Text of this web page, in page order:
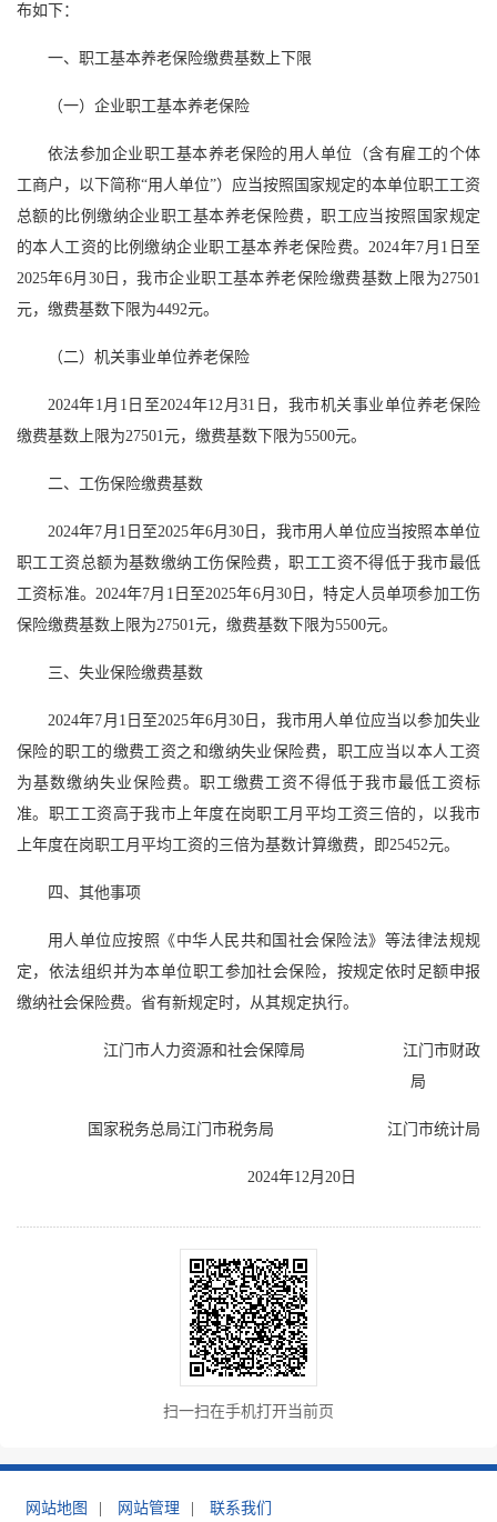
布如下：
一、职工基本养老保险缴费基数上下限
（一）企业职工基本养老保险
依法参加企业职工基本养老保险的用人单位（含有雇工的个体
工商户，以下简称“用人单位”）应当按照国家规定的本单位职工工资
总额的比例缴纳企业职工基本养老保险费，职工应当按照国家规定
的本人工资的比例缴纳企业职工基本养老保险费。2024年7月1日至
2025年6月30日，我市企业职工基本养老保险缴费基数上限为27501
元，缴费基数下限为4492元。
（二）机关事业单位养老保险
2024年1月1日至2024年12月31日，我市机关事业单位养老保险
缴费基数上限为27501元，缴费基数下限为5500元。
二、工伤保险缴费基数
2024年7月1日至2025年6月30日，我市用人单位应当按照本单位
职工工资总额为基数缴纳工伤保险费，职工工资不得低于我市最低
工资标准。2024年7月1日至2025年6月30日，特定人员单项参加工伤
保险缴费基数上限为27501元，缴费基数下限为5500元。
三、失业保险缴费基数
2024年7月1日至2025年6月30日，我市用人单位应当以参加失业
保险的职工的缴费工资之和缴纳失业保险费，职工应当以本人工资
为基数缴纳失业保险费。职工缴费工资不得低于我市最低工资标
准。职工工资高于我市上年度在岗职工月平均工资三倍的，以我市
上年度在岗职工月平均工资的三倍为基数计算缴费，即25452元。
四、其他事项
用人单位应按照《中华人民共和国社会保险法》等法律法规规
定，依法组织并为本单位职工参加社会保险，按规定依时足额申报
缴纳社会保险费。省有新规定时，从其规定执行。
江门市人力资源和社会保障局 江门市财政
局
国家税务总局江门市税务局 江门市统计局
2024年12月20日
扫一扫在手机打开当前页
网站地图 网站管理 联系我们